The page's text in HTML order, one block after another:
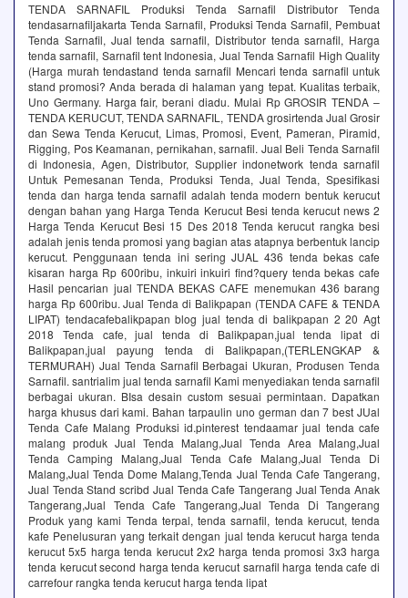
TENDA SARNAFIL Produksi Tenda Sarnafil Distributor Tenda
tendasarnafiljakarta Tenda Sarnafil, Produksi Tenda Sarnafil, Pembuat
Tenda Sarnafil, Jual tenda sarnafil, Distributor tenda sarnafil, Harga
tenda sarnafil, Sarnafil tent Indonesia, Jual Tenda Sarnafil High Quality
(Harga murah tendastand tenda sarnafil Mencari tenda sarnafil untuk
stand promosi? Anda berada di halaman yang tepat. Kualitas terbaik,
Uno Germany. Harga fair, berani diadu. Mulai Rp GROSIR TENDA –
TENDA KERUCUT, TENDA SARNAFIL, TENDA grosirtenda Jual Grosir
dan Sewa Tenda Kerucut, Limas, Promosi, Event, Pameran, Piramid,
Rigging, Pos Keamanan, pernikahan, sarnafil. Jual Beli Tenda Sarnafil
di Indonesia, Agen, Distributor, Supplier indonetwork tenda sarnafil
Untuk Pemesanan Tenda, Produksi Tenda, Jual Tenda, Spesifikasi
tenda dan harga tenda sarnafil adalah tenda modern bentuk kerucut
dengan bahan yang Harga Tenda Kerucut Besi tenda kerucut news 2
Harga Tenda Kerucut Besi 15 Des 2018 Tenda kerucut rangka besi
adalah jenis tenda promosi yang bagian atas atapnya berbentuk lancip
kerucut. Penggunaan tenda ini sering JUAL 436 tenda bekas cafe
kisaran harga Rp 600ribu, inkuiri inkuiri find?query tenda bekas cafe
Hasil pencarian jual TENDA BEKAS CAFE menemukan 436 barang
harga Rp 600ribu. Jual Tenda di Balikpapan (TENDA CAFE & TENDA
LIPAT) tendacafebalikpapan blog jual tenda di balikpapan 2 20 Agt
2018 Tenda cafe, jual tenda di Balikpapan,jual tenda lipat di
Balikpapan,jual payung tenda di Balikpapan,(TERLENGKAP &
TERMURAH) Jual Tenda Sarnafil Berbagai Ukuran, Produsen Tenda
Sarnafil. santrialim jual tenda sarnafil Kami menyediakan tenda sarnafil
berbagai ukuran. BIsa desain custom sesuai permintaan. Dapatkan
harga khusus dari kami. Bahan tarpaulin uno german dan 7 best JUal
Tenda Cafe Malang Produksi id.pinterest tendaamar jual tenda cafe
malang produk Jual Tenda Malang,Jual Tenda Area Malang,Jual
Tenda Camping Malang,Jual Tenda Cafe Malang,Jual Tenda Di
Malang,Jual Tenda Dome Malang,Tenda Jual Tenda Cafe Tangerang,
Jual Tenda Stand scribd Jual Tenda Cafe Tangerang Jual Tenda Anak
Tangerang,Jual Tenda Cafe Tangerang,Jual Tenda Di Tangerang
Produk yang kami Tenda terpal, tenda sarnafil, tenda kerucut, tenda
kafe Penelusuran yang terkait dengan jual tenda kerucut harga tenda
kerucut 5x5 harga tenda kerucut 2x2 harga tenda promosi 3x3 harga
tenda kerucut second harga tenda kerucut sarnafil harga tenda cafe di
carrefour rangka tenda kerucut harga tenda lipat